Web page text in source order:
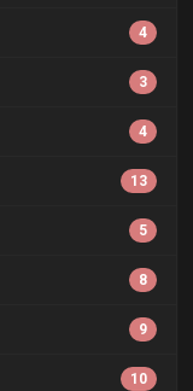
4
3
4
13
5
8
9
10